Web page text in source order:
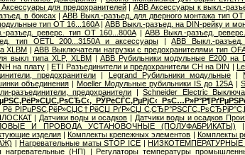
Аксессуары для предохранителей| ABB Аксессуары к выкл.-
в боксах |ABB Выкл.-разъед. для дверного монтажа тип
тип OT 16...160A| ABB Выкл.-разъед. на DIN-рейку и
разъед. реверс. тип OT 160...800A| ABB Выкл.-разъед.
тип OETL 200...3150A и аксессуары|ABB Выкл.-
XLBM | ABB Выключатели нагрузки с предохранителями тип
выкл типа XLP, XLBM| ABB Рубильники модульные E200 на
на плату|ETI Разъединители и предохранители CH на DIN |
предохранители | Legrand Рубильники модульные|
объединения| Moeller Модульные рубильники IS до 125А |
разъединители, предохранители |Schneider Electric
РЎРёСЃС‚РµРјС‹
РІРµРЅС‚РёР»СЏС†РёСЏ РґР»СЏ
| Датчики воды и осадков | Датчики воды и осадков
И ПРОВОДА УСТАНОВОЧНЫЕ (ПОЛУФАБРИКАТЫ)
изделия |Комплекты крепежных элементов | Комплекты
|Нагревательные маты STOP ICE|НИЗКОТЕМПЕРАТУРНЫЕ
нагревательные (НП) |Регулаторы температуры